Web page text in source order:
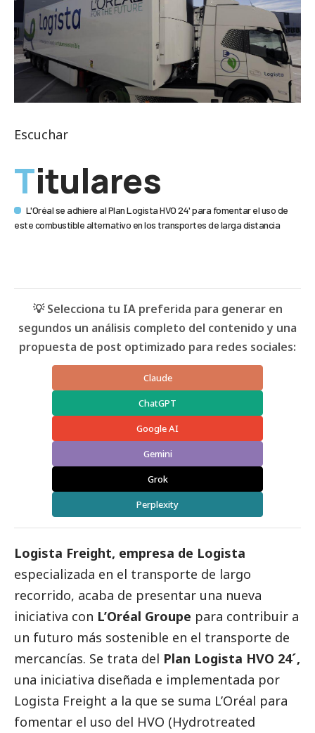
Escuchar
Titulares
L'Oréal se adhiere al Plan Logista HVO 24' para fomentar el uso de
este combustible alternativo en los transportes de larga distancia
💡 Selecciona tu IA preferida para generar en
segundos un análisis completo del contenido y una
propuesta de post optimizado para redes sociales:
Claude
ChatGPT
Google AI
Gemini
Grok
Perplexity
Logista Freight, empresa de Logista
especializada en el transporte de largo
recorrido, acaba de presentar una nueva
iniciativa con L’Oréal Groupe para contribuir a
un futuro más sostenible en el transporte de
mercancías. Se trata del Plan Logista HVO 24´,
una iniciativa diseñada e implementada por
Logista Freight a la que se suma L’Oréal para
fomentar el uso del HVO (Hydrotreated